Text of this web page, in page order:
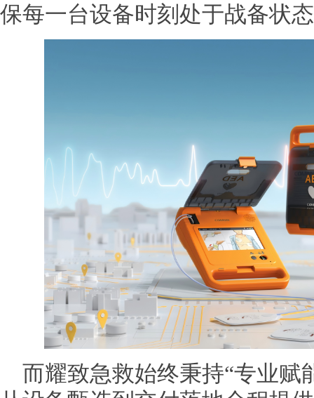
保每一台设备时刻处于战备状
而耀致急救始终秉持“专业赋